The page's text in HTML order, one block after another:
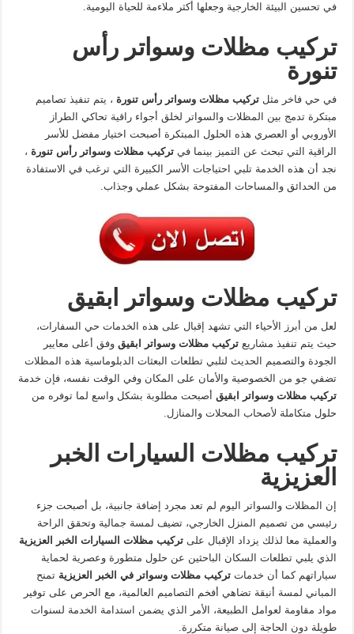
في تحسين البيئة الخارجية وجعلها أكثر ملاءمة للحياة اليومية.
تركيب مظلات وسواتر رأس
تنورة
في حي فاخر مثلتركيب مظلات وسواتر رأس تنورة ، يتم تنفيذ تصاميم
مبتكرة تدمج بين المظلات والسواتر لخلق أجواء راقية تحاكي الطراز
الأوروبي أو العصري هذه الحلول المبتكرة أصبحت اختيار مفضل للأسر
الراقية التي تبحث عن التميز بينما فيتركيب مظلات وسواتر رأس تنورة ،
نجد أن هذه الخدمة تلبي احتياجات الأسر الكبيرة التي ترغب في الاستفادة
من الحدائق والمساحات المفتوحة بشكل عملي وجذاب.
تركيب مظلات وسواتر ابقيق
لعل من أبرز الأحياء التي تشهد إقبال على هذه الخدمات حي السفارات،
حيث يتم تنفيذ مشاريعتركيب مظلات وسواتر ابقيقوفق أعلى معايير
الجودة والتصميم الحديث لتلبي تطلعات البعثات الدبلوماسية هذه المظلات
تضفي جو من الخصوصية والأمان على المكان وفي الوقت نفسه، فإن خدمة
تركيب مظلات وسواتر ابقيق أصبحت مطلوبة بشكل واسع لما توفره من
حلول متكاملة لأصحاب المحلات والمنازل.
تركيب مظلات السيارات الخبر
العزيزية
إن المظلات والسواتر اليوم لم تعد مجرد إضافة جانبية، بل أصبحت جزء
رئيسي من تصميم المنزل الخارجي، تضيف لمسة جمالية وتحقق الراحة
والعملية معا لذلك يزداد الإقبال علىتركيب مظلات السيارات الخبر العزيزية
الذي يلبي تطلعات السكان الباحثين عن حلول متطورة وعصرية لحماية
سياراتهم كما أن خدماتتركيب مظلات وسواتر في الخبر العزيزيةتمنح
المباني لمسة أنيقة تضاهي أفخم التصاميم العالمية، مع الحرص على توفير
مواد مقاومة لعوامل الطبيعة، الأمر الذي يضمن استدامة الخدمة لسنوات
طويلة دون الحاجة إلى صيانة متكررة.